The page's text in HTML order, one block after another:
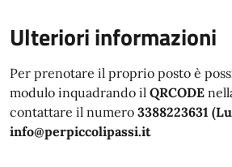
Ulteriori informazioni
Per prenotare il proprio posto è
modulo inquadrando il QRCODE
contattare il numero 3388223631
info@perpiccolipassi.it